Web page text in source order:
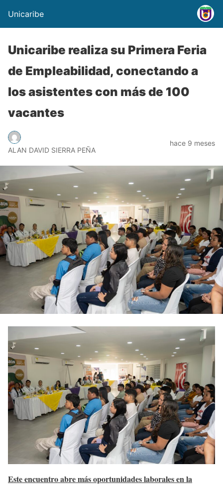
Unicaribe
Unicaribe realiza su Primera Feria
de Empleabilidad, conectando a
los asistentes con más de 100
vacantes
ALAN DAVID SIERRA PEÑA
hace 9 meses
Este encuentro abre más oportunidades laborales en la